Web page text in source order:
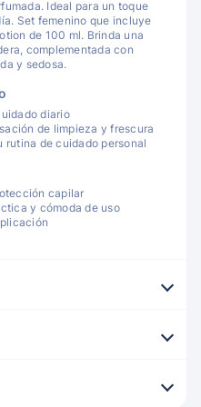
Ideal para un toque
Set femenino que incluye
de 100 ml. Brinda una
complementada con
y sedosa.
diario
de limpieza y frescura
rutina de cuidado personal
capilar
y cómoda de uso